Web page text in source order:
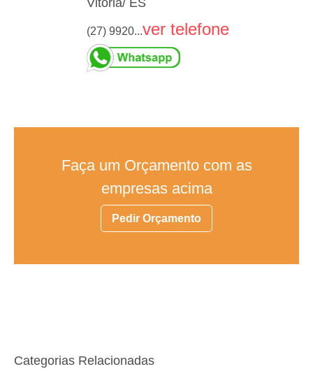
Vitória/ ES
(27) 9920...ver telefone
Faça um Orçamento com as
empresas acima
Pedir Orçamento
Categorias Relacionadas